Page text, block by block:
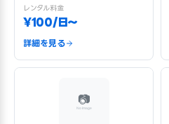
レンタル料金
¥100/日〜
詳細を見る